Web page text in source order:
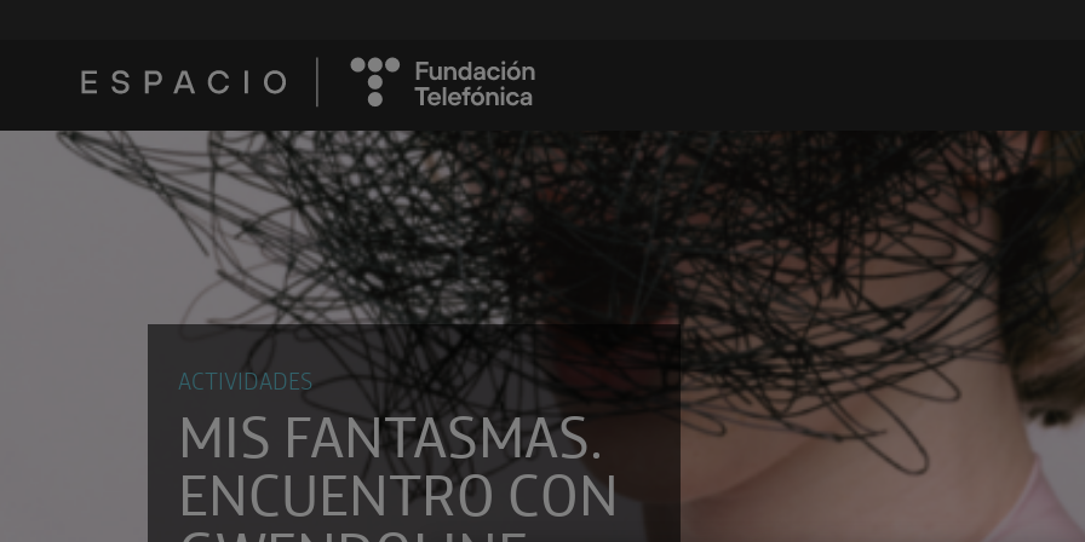
ACTIVIDADES
MIS FANTASMAS.
ENCUENTRO CON